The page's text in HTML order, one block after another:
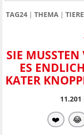
TAG24 THEMA TIERE
SIE
ES
KATER
11.201
❤️ 😂